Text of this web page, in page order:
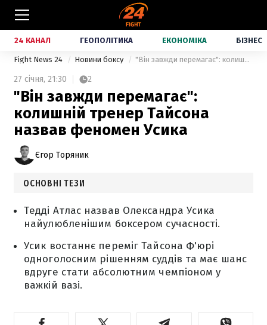
24 КАНАЛ ГЕОПОЛІТИКА ЕКОНОМІКА БІЗНЕС
Fight News 24 Новини боксу "Він завжди перемагає": колишній тренер Тайсона назвав феномен Усика
27 січня, 21:30 2
"Він завжди перемагає":
колишній тренер Тайсона
назвав феномен Усика
Єгор Торяник
ОСНОВНІ ТЕЗИ
Тедді Атлас назвав Олександра Усика
найулюбленішим боксером сучасності.
Усик востаннє переміг Тайсона Ф'юрі
одноголосним рішенням суддів та має шанс
вдруге стати абсолютним чемпіоном у
важкій вазі.